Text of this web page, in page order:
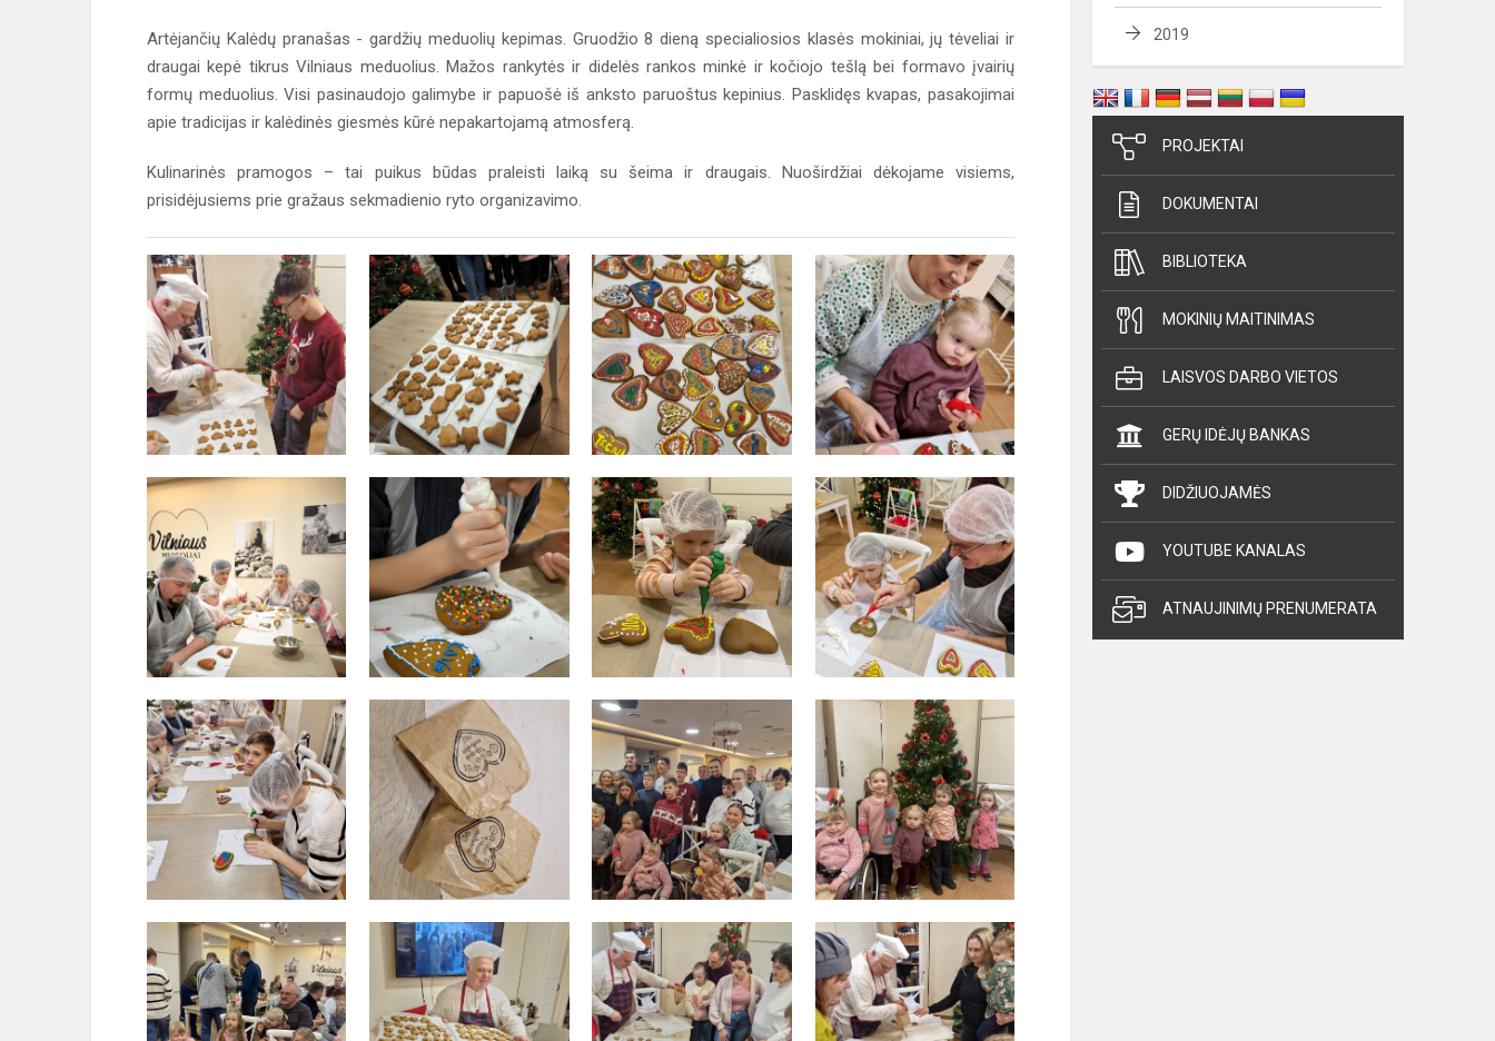
Artėjančių Kalėdų pranašas - gardžių meduolių kepimas. Gruodžio 8 dieną specialiosios klasės mokiniai, jų tėveliai ir
draugai kepė tikrus Vilniaus meduolius. Mažos rankytės ir didelės rankos minkė ir kočiojo tešlą bei formavo įvairių
formų meduolius. Visi pasinaudojo galimybe ir papuošė iš anksto paruoštus kepinius. Pasklidęs kvapas, pasakojimai
apie tradicijas ir kalėdinės giesmės kūrė nepakartojamą atmosferą.
Kulinarinės pramogos – tai puikus būdas praleisti laiką su šeima ir draugais. Nuoširdžiai dėkojame visiems,
prisidėjusiems prie gražaus sekmadienio ryto organizavimo.
2019
PROJEKTAI
DOKUMENTAI
BIBLIOTEKA
MOKINIŲ MAITINIMAS
LAISVOS DARBO VIETOS
GERŲ IDĖJŲ BANKAS
DIDŽIUOJAMĖS
YOUTUBE KANALAS
ATNAUJINIMŲ PRENUMERATA